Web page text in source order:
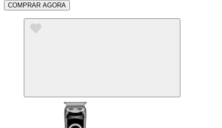
COMPRAR AGORA